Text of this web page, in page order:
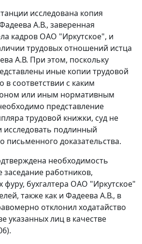
исследована копия
А.В., заверенная
кадров ОАО "Иркутское", и
трудовых отношений истца
А.В. При этом, поскольку
иные копии трудовой
в соответствии с каким
или иным нормативным
представление
трудовой книжки, суд не
исследовать подлинный
письменного доказательства.
необходимость
заседание работников,
бухгалтера ОАО "Иркутское"
также как и Фадеева А.В., в
отклонил ходатайство
указанных лиц в качестве